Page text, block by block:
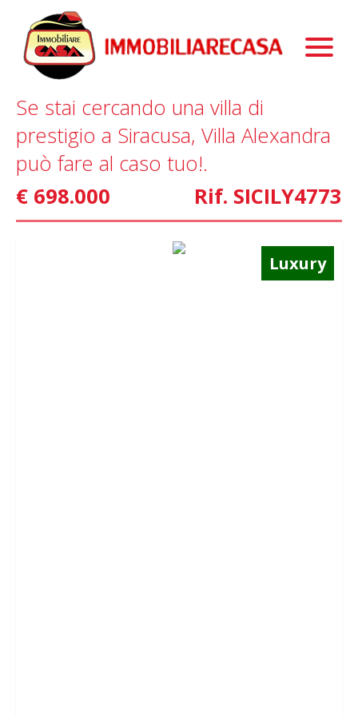
Immobili
Immobili In Vendita
Immobili In Affitto
Immobili Commerciali
Chi Siamo
La Nostra Storia
Staff
Servizi
Mutui
Home Staging
Blog
Se stai cercando una villa di
prestigio a Siracusa, Villa Alexandra
può fare al caso tuo!.
€ 698.000
Rif. SICILY4773
Luxury